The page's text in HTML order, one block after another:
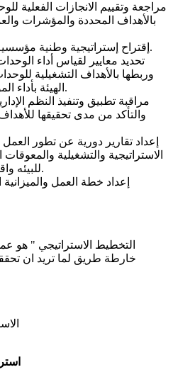
مراجعة وتقييم الانجازات الفعلية
بالأهداف المحددة والمؤشرات
إقتراح إستراتيجية وطنية مؤسسية لنقل التكنولوجيا البيئية.
تحديد معايير لقياس أداء
وربطها بالأهداف التشغيلية
الهيئة بأداء المؤسسات البيئية المشابهة.
مراقبة تطبيق وتنفيذ النظم
والتأكد من مدى تحقيقها للأهداف
إعداد تقارير دورية عن تطور
الاستراتيجية والتشغيلية والمعوقات
للبيئه واقتراح التوصيات لمعالجتها.
إعداد خطة العمل